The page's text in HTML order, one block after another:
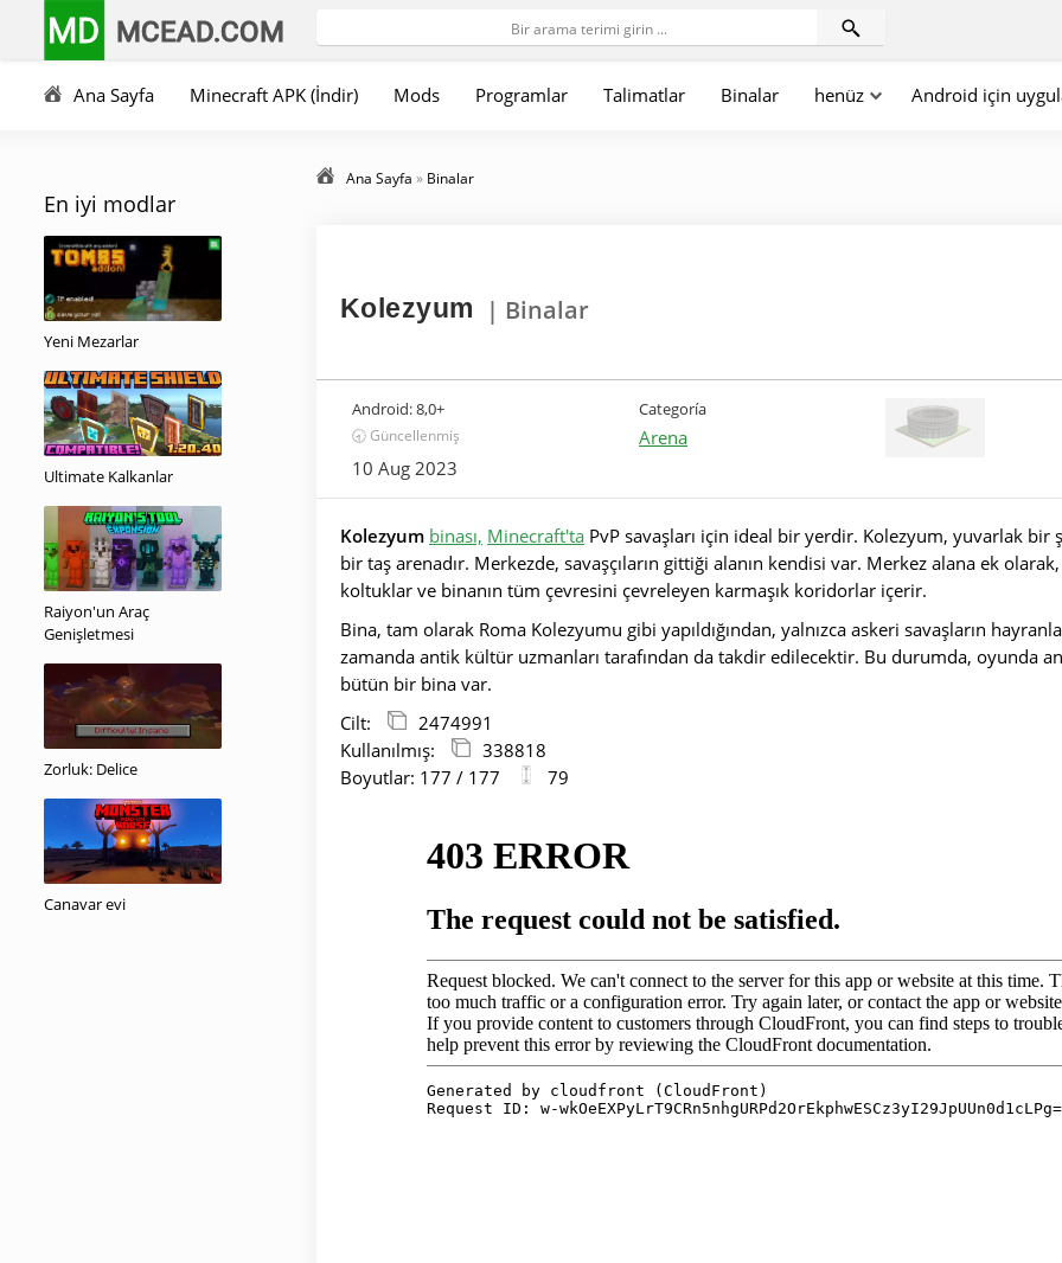
MD MCEAD.COM
Ana Sayfa Minecraft APK (İndir) Mods Programlar Talimatlar Binalar henüz Android için
En iyi modlar
Yeni Mezarlar
Ultimate Kalkanlar
Raiyon'un Araç
Genişletmesi
Zorluk: Delice
Canavar evi
Ana Sayfa » Binalar
Kolezyum | Binalar
Android:8,0+
🕣 Güncellenmiş
10 Aug 2023
Categoría
Arena
Kolezyum binası, Minecraft'ta PvP savaşları için ideal bir yerdir. Kolezyum, yuvarlak bir
bir taş arenadır. Merkezde, savaşçıların gittiği alanın kendisi var. Merkez alana ek
koltuklar ve binanın tüm çevresini çevreleyen karmaşık koridorlar içerir.
Bina, tam olarak Roma Kolezyumu gibi yapıldığından, yalnızca askeri savaşların
zamanda antik kültür uzmanları tarafından da takdir edilecektir. Bu durumda, oyunda
bütün bir bina var.
Cilt:
2474991
Kullanılmış:
338818
Boyutlar: 177 / 177
79